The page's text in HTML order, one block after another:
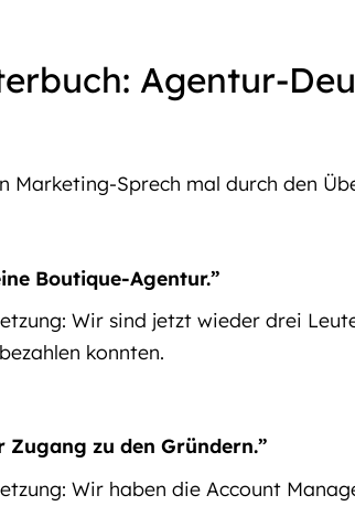
Agentur-
Marketing-Sprech mal durch den
Boutique-Agentur.”
Wir sind jetzt wieder drei
konnten.
Zugang zu den Gründern.”
Wir haben die Account